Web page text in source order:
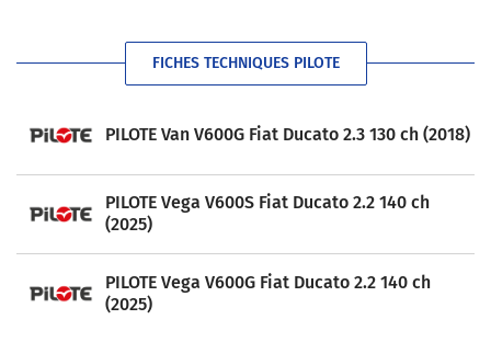
FICHES TECHNIQUES PILOTE
PILOTE Van V600G Fiat Ducato 2.3 130 ch (2018)
PILOTE Vega V600S Fiat Ducato 2.2 140 ch
(2025)
PILOTE Vega V600G Fiat Ducato 2.2 140 ch
(2025)